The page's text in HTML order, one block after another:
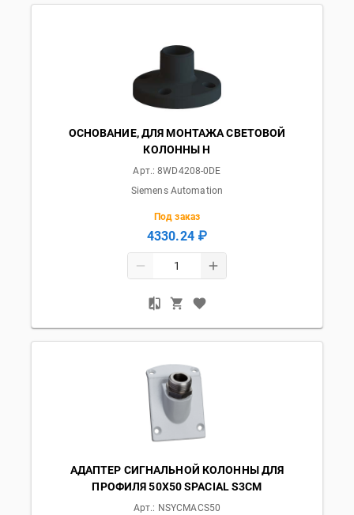
ОСНОВАНИЕ, ДЛЯ МОНТАЖА СВЕТОВОЙ
КОЛОННЫ Н
Арт.:8WD4208-0DE
Siemens Automation
Под заказ
4330.24 ₽
АДАПТЕР СИГНАЛЬНОЙ КОЛОННЫ ДЛЯ
ПРОФИЛЯ 50Х50 SPACIAL S3CM
Арт.: NSYCMACS50